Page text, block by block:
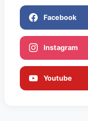
Facebook
Instagram
Youtube